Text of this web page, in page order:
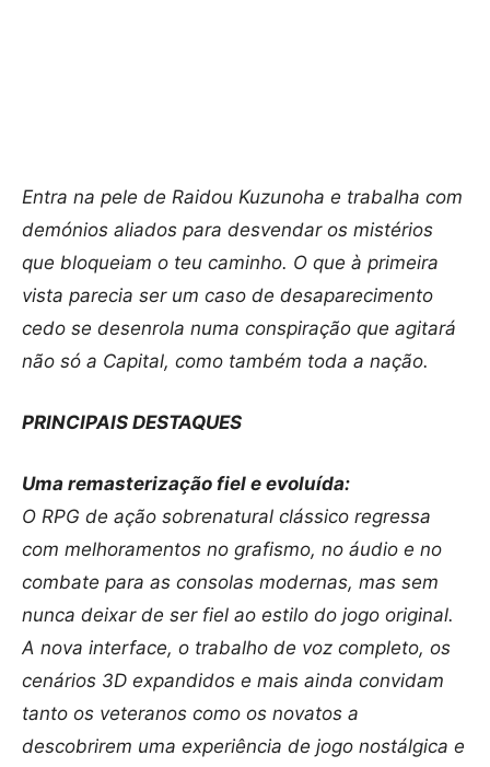
Entra na pele de Raidou Kuzunoha e trabalha com
demónios aliados para desvendar os mistérios
que bloqueiam o teu caminho. O que à primeira
vista parecia ser um caso de desaparecimento
cedo se desenrola numa conspiração que agitará
não só a Capital, como também toda a nação.
PRINCIPAIS DESTAQUES
Uma remasterização fiel e evoluída:
O RPG de ação sobrenatural clássico regressa
com melhoramentos no grafismo, no áudio e no
combate para as consolas modernas, mas sem
nunca deixar de ser fiel ao estilo do jogo original.
A nova interface, o trabalho de voz completo, os
cenários 3D expandidos e mais ainda convidam
tanto os veteranos como os novatos a
descobrirem uma experiência de jogo nostálgica e